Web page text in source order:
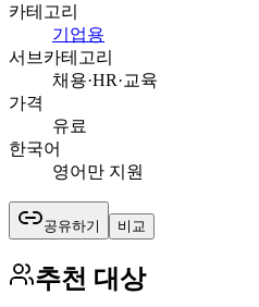
카테고리
기업용
서브카테고리
채용·HR·교육
가격
유료
한국어
영어만 지원
공유하기 비교
추천 대상